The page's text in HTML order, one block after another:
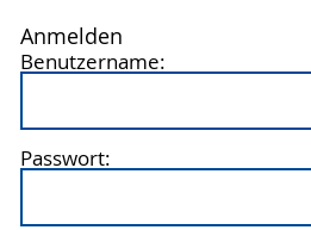
Anmelden
Benutzername:
Passwort: